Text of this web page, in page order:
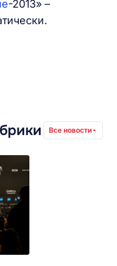
-2013» –
Все новости